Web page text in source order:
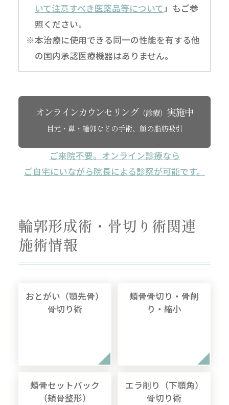
いて注意すべき医薬品等について 」もご参
照ください。
※本治療に使用できる同一の性能を有する他
の国内承認医療機器はありません。
オンラインカウンセリング（診療） 実施中
目元・鼻・輪郭などの手術、顔の脂肪吸引
ご来院不要。オンライン診療なら
ご自宅にいながら院長による診察が可能です。
輪郭形成術・骨切り術関連
施術情報
おとがい（顎先骨）
骨切り術
頬骨骨切り・骨削
り・縮小
頬骨セットバック
（頬骨整形）
エラ削り（下顎角）
骨切り術